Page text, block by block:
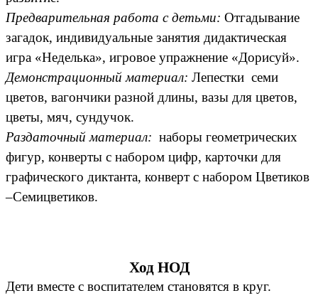
Предварительная работа с детьми: Отгадывание
загадок, индивидуальные занятия дидактическая
игра «Неделька», игровое упражнение «Дорисуй».
Демонстрационный материал: Лепестки семи
цветов, вагончики разной длины, вазы для цветов,
цветы, мяч, сундучок.
Раздаточный материал: наборы геометрических
фигур, конверты с набором цифр, карточки для
графического диктанта, конверт с набором Цветиков
–Семицветиков.
Ход НОД
Дети вместе с воспитателем становятся в круг.